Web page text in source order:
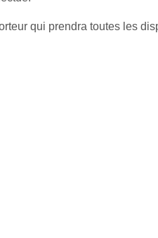
qui prendra toutes les